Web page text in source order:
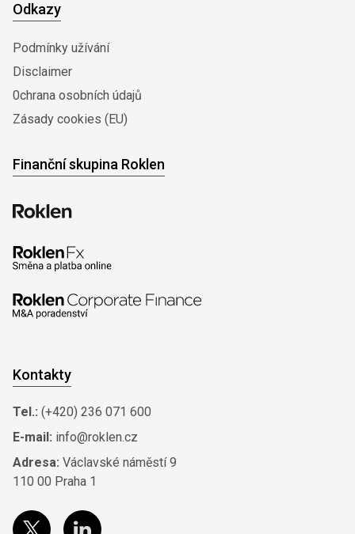
Odkazy
Podmínky užívání
Disclaimer
0chrana osobních údajů
Zásady cookies (EU)
Finanční skupina Roklen
Kontakty
Tel.: (+420) 236 071 600
E-mail: info@roklen.cz
Adresa: Václavské náměstí 9
110 00 Praha 1